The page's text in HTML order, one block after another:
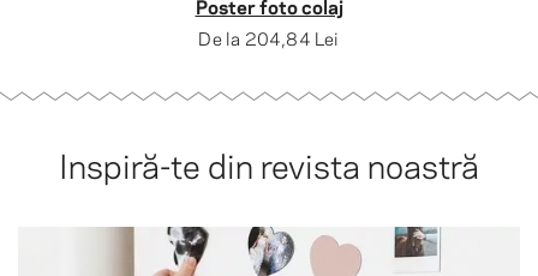
De la 204,84 Lei
Inspiră-te din revista noastră